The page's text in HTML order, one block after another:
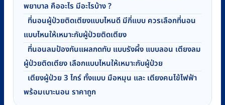
พยาบาล คืออะไร มีอะไรบ้าง ?
ที่นอนผู้ป่วยติดเตียงแบบไหนดี มีกี่แบบ ควรเลือกที่นอน
แบบไหนให้เหมาะกับผู้ป่วยติดเตียง
ที่นอนลมป้องกันแผลกดทับ แบบรังผึ้ง แบบลอน เตียงลม
ผู้ป่วยติดเตียง เลือกแบบไหนให้เหมาะกับผู้ป่วย
เตียงผู้ป่วย 3 ไกร์ ทั้งแบบ มือหมุน และ เตียงคนไข้ไฟฟ้า
พร้อมเบาะนอน ราคาถูก